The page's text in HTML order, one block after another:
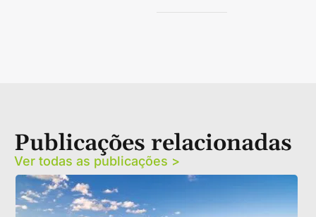
Publicações relacionadas
Ver todas as publicações >